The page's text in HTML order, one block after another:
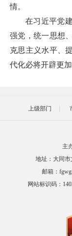
情。
在习近平党
强党，统一思想
克思主义水平、
代化必将开辟更加
上级部门
主
地址：大同市
邮箱：
网站标识码：